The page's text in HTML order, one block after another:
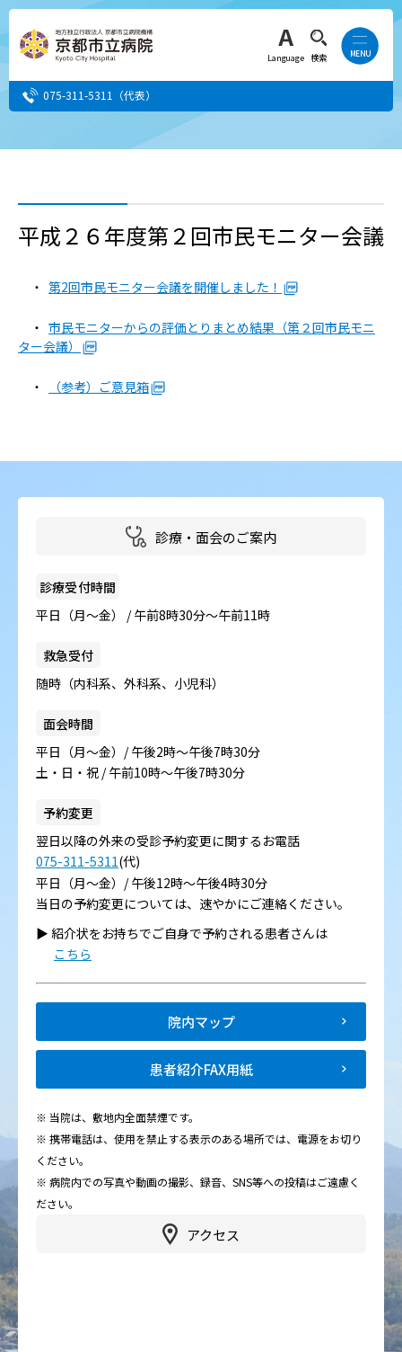
Language 検索
075-311-5311 （代表）
事業者・その他の方
よくある質問
平成２６年度第２回市民モニター会議
・ 第2回市民モニター会議を開催しました！
・ 市民モニターからの評価とりまとめ結果（第２回市民モニ
ター会議）
・ （参考）ご意見箱
アクセス
診療・面会のご案内
診療受付時間
平日（月～金） / 午前8時30分～午前11時
救急受付
随時（内科系、外科系、小児科）
面会時間
平日（月～金）/ 午後2時～午後7時30分
土・日・祝 / 午前10時～午後7時30分
予約変更
翌日以降の外来の受診予約変更に関するお電話
075-311-5311(代)
平日（月～金）/ 午後12時～午後4時30分
当日の予約変更については、速やかにご連絡ください。
▶︎ 紹介状をお持ちでご自身で予約される患者さんは
こちら
院内マップ
患者紹介FAX用紙
※ 当院は、敷地内全面禁煙です。
※ 携帯電話は、使用を禁止する表示のある場所では、電源をお切り
ください。
※ 病院内での写真や動画の撮影、録音、SNS等への投稿はご遠慮く
ださい。